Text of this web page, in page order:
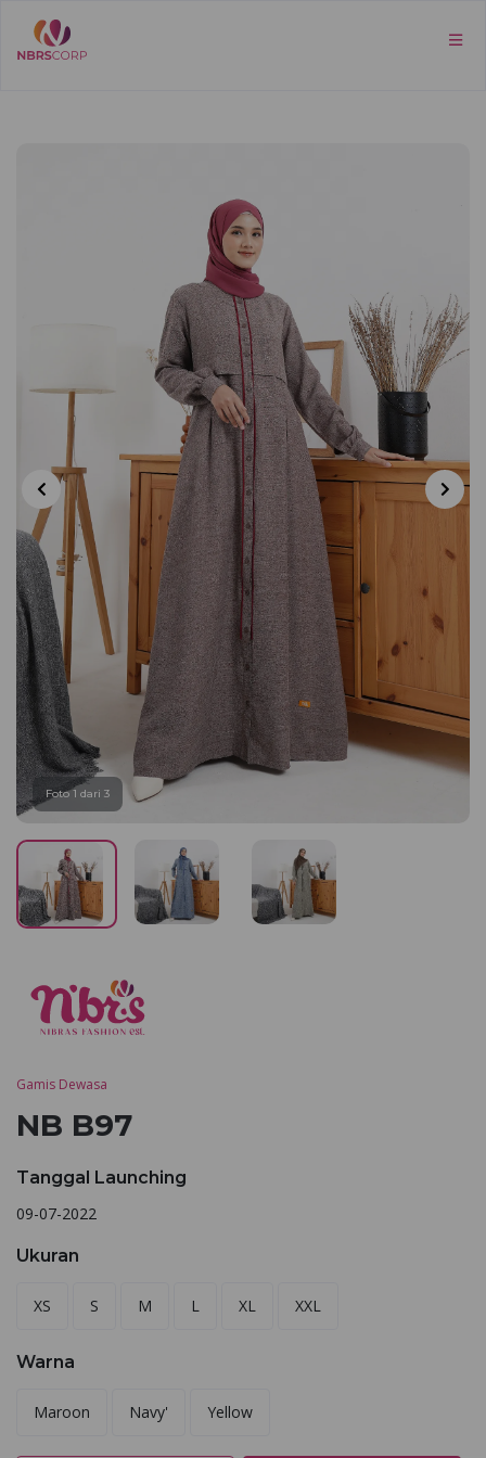
Foto 1 dari 3
Gamis Dewasa
NB B97
Tanggal Launching
09-07-2022
Ukuran
XS S M L XL XXL
Warna
Maroon Navy' Yellow